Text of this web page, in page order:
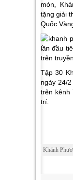
món,
tặng giải
Quốc
Tập 30
ngày 24/
trên kênh
trí.
Khánh